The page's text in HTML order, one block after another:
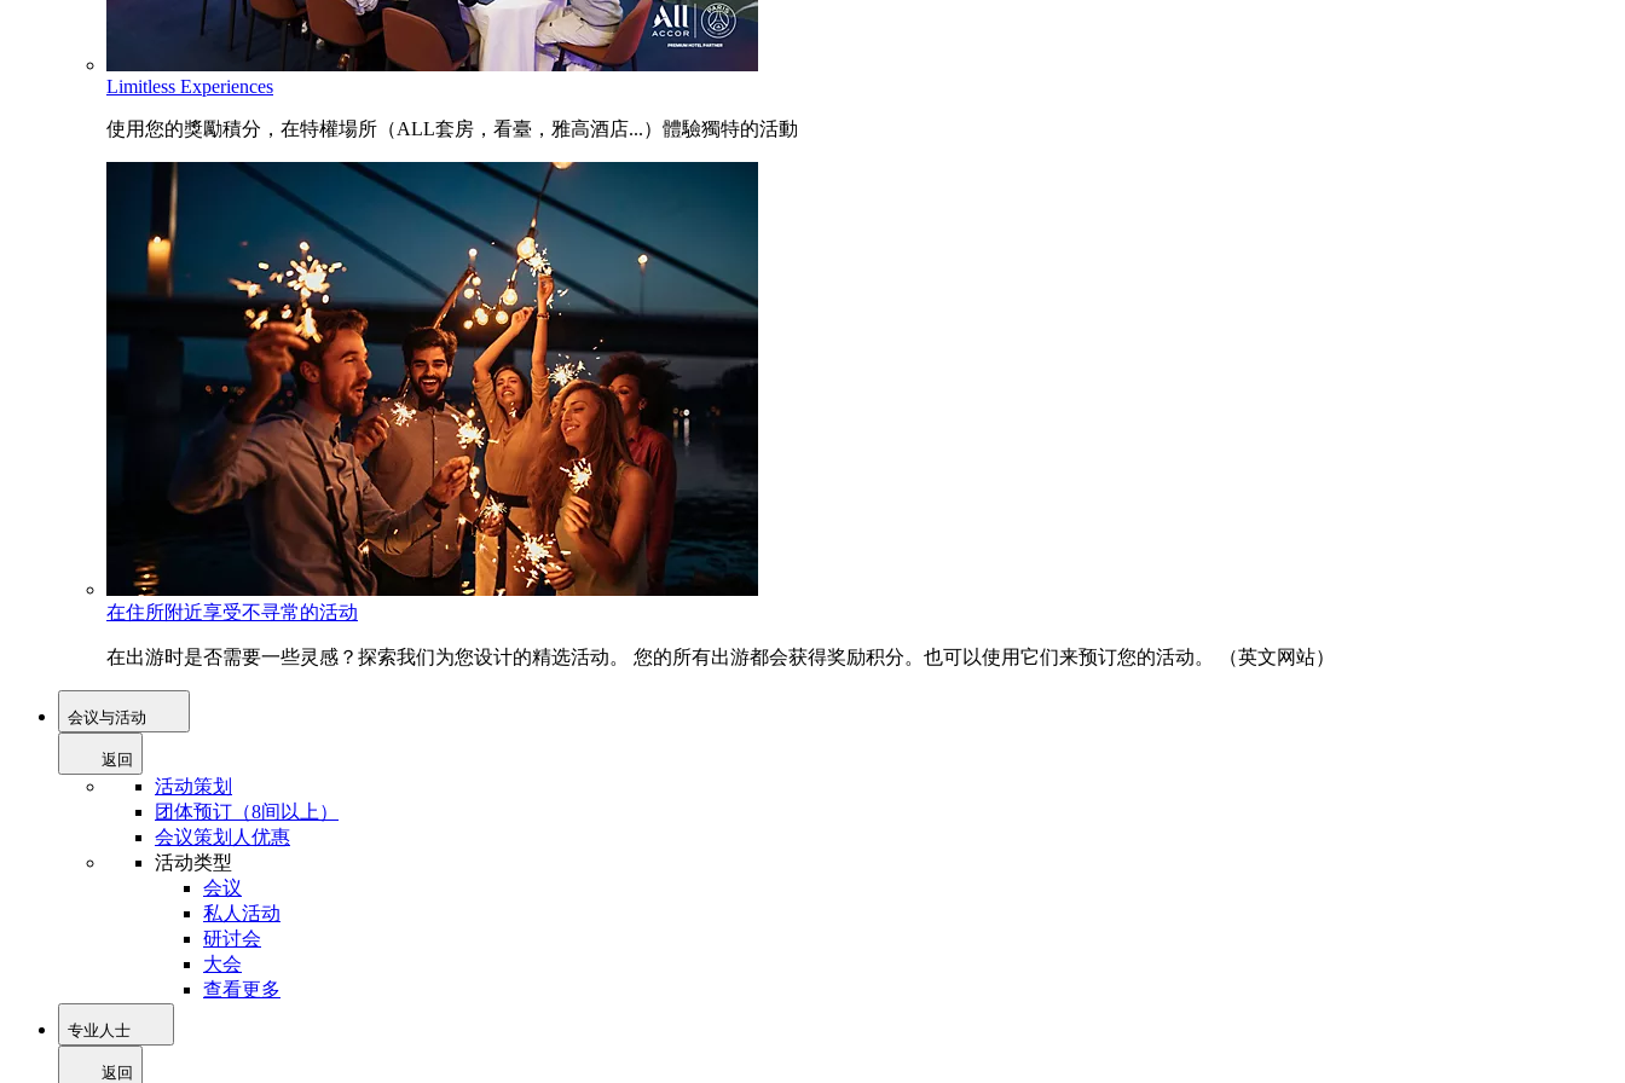
Limitless Experiences
使用您的獎勵積分，在特權場所（ALL套房，看臺，雅高酒店...）體驗獨特的活動
在住所附近享受不寻常的活动
在出游时是否需要一些灵感？探索我们为您设计的精选活动。 您的所有出游都会获得奖励积分。也可以使用它们来预订您的活动。 （英文网站）
会议与活动
返回
活动策划
团体预订（8间以上）
会议策划人优惠
活动类型
会议
私人活动
研讨会
大会
查看更多
专业人士
返回